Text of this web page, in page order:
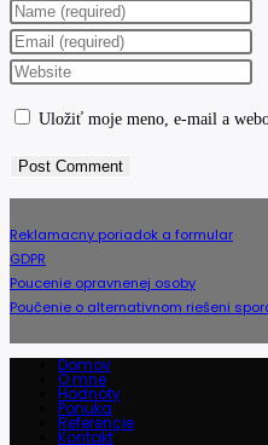
Enter
your
name
to
Enter
your
to
Enter
URL
Uložiť moje meno, e-mail a
Reklamacny poriadok a formular
GDPR
Poucenie opravnenej osoby
Poučenie o alternativnom riešeni
Domov
O mne
Hodnoty
Ponuka
Referencie
Kontakt